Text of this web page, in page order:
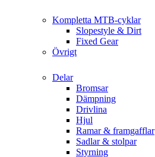
Kompletta MTB-cyklar
Slopestyle & Dirt
Fixed Gear
Övrigt
Delar
Bromsar
Dämpning
Drivlina
Hjul
Ramar & framgafflar
Sadlar & stolpar
Styrning